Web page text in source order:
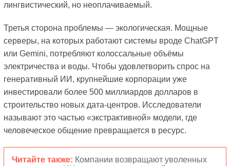
лингвистический, но неоплачиваемый.
Третья сторона проблемы — экологическая. Мощные
серверы, на которых работают системы вроде ChatGPT
или Gemini, потребляют колоссальные объёмы
электричества и воды. Чтобы удовлетворить спрос на
генеративный ИИ, крупнейшие корпорации уже
инвестировали более 500 миллиардов долларов в
строительство новых дата-центров. Исследователи
называют это частью «экстрактивной» модели, где
человеческое общение превращается в ресурс.
Читайте также: Компании возвращают уволенных